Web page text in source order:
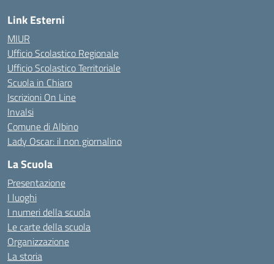
Link Esterni
MIUR
Ufficio Scolastico Regionale
Ufficio Scolastico Territoriale
Scuola in Chiaro
Iscrizioni On Line
Invalsi
Comune di Albino
Lady Oscar: il non giornalino
La Scuola
Presentazione
I luoghi
I numeri della scuola
Le carte della scuola
Organizzazione
La storia